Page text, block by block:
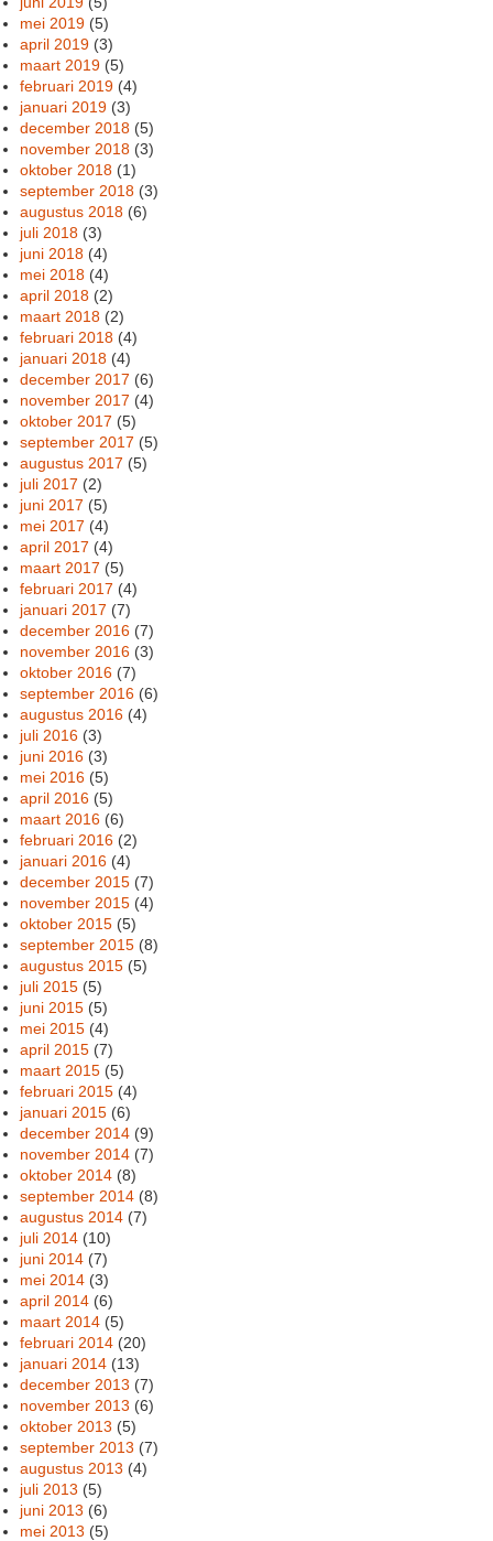
mei 2019 (5)
april 2019 (3)
maart 2019 (5)
februari 2019 (4)
januari 2019 (3)
december 2018 (5)
november 2018 (3)
oktober 2018 (1)
september 2018 (3)
augustus 2018 (6)
juli 2018 (3)
juni 2018 (4)
mei 2018 (4)
april 2018 (2)
maart 2018 (2)
februari 2018 (4)
januari 2018 (4)
december 2017 (6)
november 2017 (4)
oktober 2017 (5)
september 2017 (5)
augustus 2017 (5)
juli 2017 (2)
juni 2017 (5)
mei 2017 (4)
april 2017 (4)
maart 2017 (5)
februari 2017 (4)
januari 2017 (7)
december 2016 (7)
november 2016 (3)
oktober 2016 (7)
september 2016 (6)
augustus 2016 (4)
juli 2016 (3)
juni 2016 (3)
mei 2016 (5)
april 2016 (5)
maart 2016 (6)
februari 2016 (2)
januari 2016 (4)
december 2015 (7)
november 2015 (4)
oktober 2015 (5)
september 2015 (8)
augustus 2015 (5)
juli 2015 (5)
juni 2015 (5)
mei 2015 (4)
april 2015 (7)
maart 2015 (5)
februari 2015 (4)
januari 2015 (6)
december 2014 (9)
november 2014 (7)
oktober 2014 (8)
september 2014 (8)
augustus 2014 (7)
juli 2014 (10)
juni 2014 (7)
mei 2014 (3)
april 2014 (6)
maart 2014 (5)
februari 2014 (20)
januari 2014 (13)
december 2013 (7)
november 2013 (6)
oktober 2013 (5)
september 2013 (7)
augustus 2013 (4)
juli 2013 (5)
juni 2013 (6)
mei 2013 (5)